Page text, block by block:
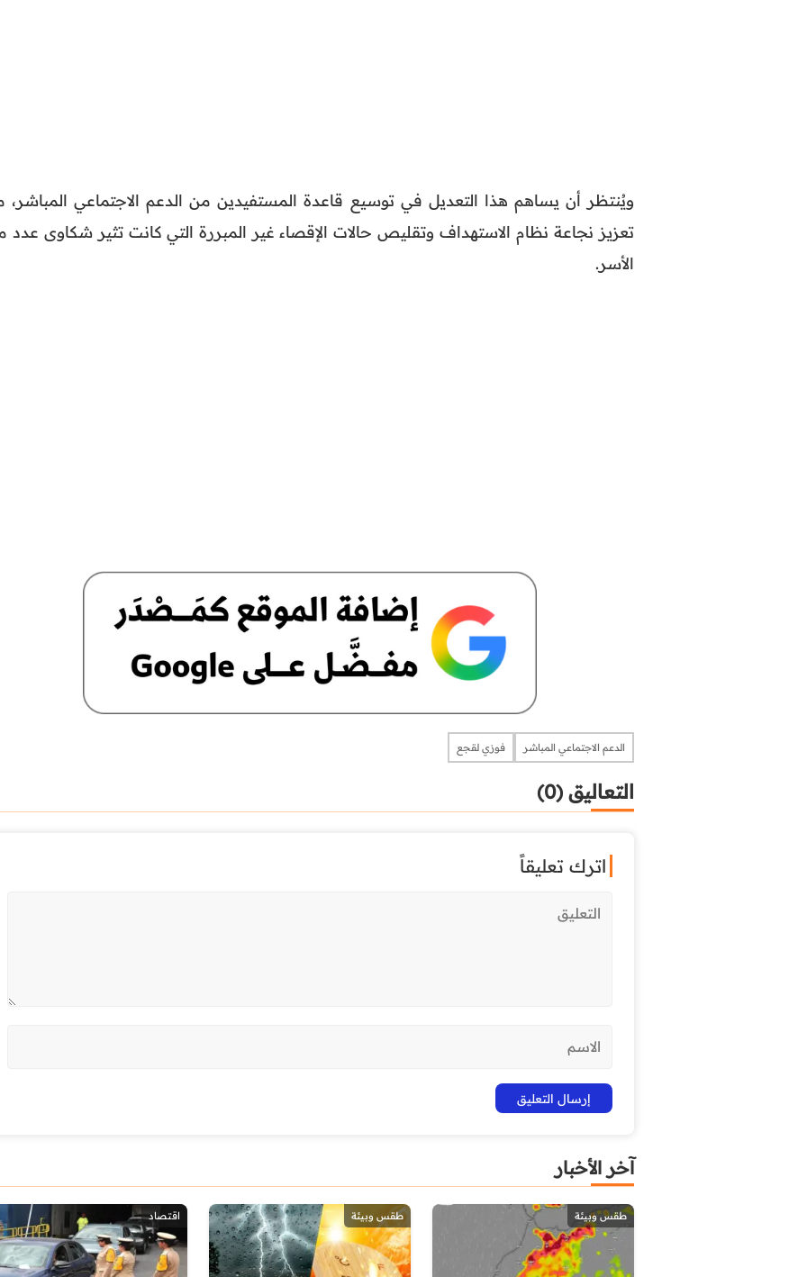
ويُنتظر أن يساهم هذا التعديل في توسيع قاعدة المستفيدين من الدعم الاجتماعي المباشر،
تعزيز نجاعة نظام الاستهداف وتقليص حالات الإقصاء غير المبررة التي كانت تثير شكاوى عدد
الأسر.
الدعم الاجتماعي المباشر فوزي لقجع
التعاليق (0)
اترك تعليقاً
آخر الأخبار
طقس وبيئة طقس وبيئة اقتصاد